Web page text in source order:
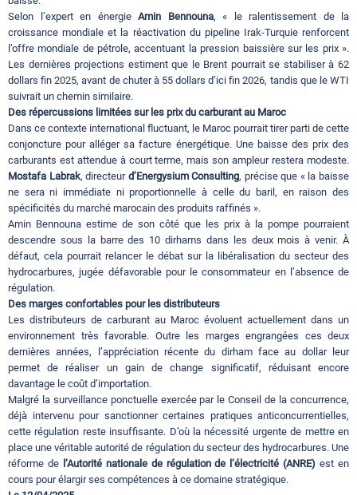
Selon l’expert en énergie Amin Bennouna, « le ralentissement de la
croissance mondiale et la réactivation du pipeline Irak-Turquie renforcent
l’offre mondiale de pétrole, accentuant la pression baissière sur les prix ».
Les dernières projections estiment que le Brent pourrait se stabiliser à 62
dollars fin 2025, avant de chuter à 55 dollars d’ici fin 2026, tandis que le WTI
suivrait un chemin similaire.
Des répercussions limitées sur les prix du carburant au Maroc
Dans ce contexte international fluctuant, le Maroc pourrait tirer parti de cette
conjoncture pour alléger sa facture énergétique. Une baisse des prix des
carburants est attendue à court terme, mais son ampleur restera modeste.
Mostafa Labrak, directeur d’Energysium Consulting, précise que « la baisse
ne sera ni immédiate ni proportionnelle à celle du baril, en raison des
spécificités du marché marocain des produits raffinés ».
Amin Bennouna estime de son côté que les prix à la pompe pourraient
descendre sous la barre des 10 dirhams dans les deux mois à venir. À
défaut, cela pourrait relancer le débat sur la libéralisation du secteur des
hydrocarbures, jugée défavorable pour le consommateur en l’absence de
régulation.
Des marges confortables pour les distributeurs
Les distributeurs de carburant au Maroc évoluent actuellement dans un
environnement très favorable. Outre les marges engrangées ces deux
dernières années, l’appréciation récente du dirham face au dollar leur
permet de réaliser un gain de change significatif, réduisant encore
davantage le coût d’importation.
Malgré la surveillance ponctuelle exercée par le Conseil de la concurrence,
déjà intervenu pour sanctionner certaines pratiques anticoncurrentielles,
cette régulation reste insuffisante. D’où la nécessité urgente de mettre en
place une véritable autorité de régulation du secteur des hydrocarbures. Une
réforme de l’Autorité nationale de régulation de l’électricité (ANRE) est en
cours pour élargir ses compétences à ce domaine stratégique.